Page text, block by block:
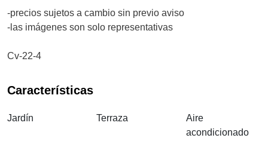
-precios sujetos a cambio sin previo aviso
-las imágenes son solo representativas
Cv-22-4
Características
Jardín Terraza
Aire
acondicionado